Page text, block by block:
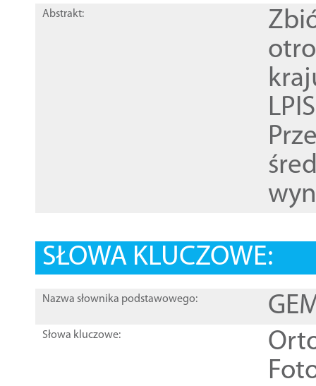
Abstrakt:
SŁOWA KLUCZOWE:
Nazwa słownika podstawowego:
Słowa kluczowe: